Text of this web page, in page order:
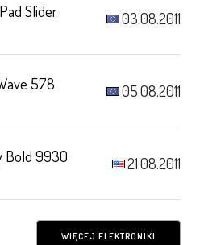
Slider 03.08.2011
578 05.08.2011
Bold 9930 21.08.2011
WIĘCEJ ELEKTRONIKI